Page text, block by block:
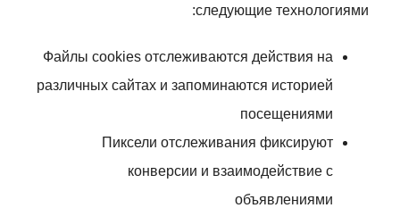
следующие технологиями:
Файлы cookies отслеживаются действия на
различных сайтах и запоминаются историей
посещениями
Пиксели отслеживания фиксируют
конверсии и взаимодействие с
объявлениями